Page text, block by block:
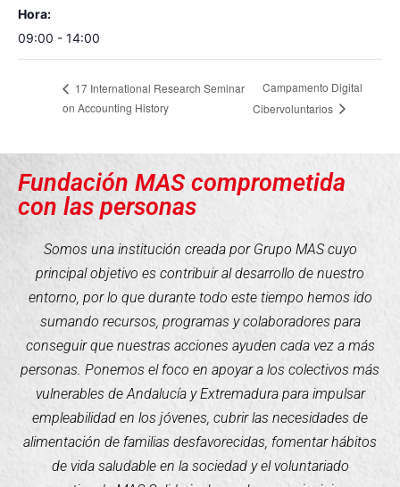
Hora:
09:00 - 14:00
17 International Research Seminar
on Accounting History
Campamento Digital
Cibervoluntarios
Fundación MAS comprometida
con las personas
Somos una institución creada por Grupo MAS cuyo
principal objetivo es contribuir al desarrollo de nuestro
entorno, por lo que durante todo este tiempo hemos ido
sumando recursos, programas y colaboradores para
conseguir que nuestras acciones ayuden cada vez a más
personas. Ponemos el foco en apoyar a los colectivos más
vulnerables de Andalucía y Extremadura para impulsar
empleabilidad en los jóvenes, cubrir las necesidades de
alimentación de familias desfavorecidas, fomentar hábitos
de vida saludable en la sociedad y el voluntariado